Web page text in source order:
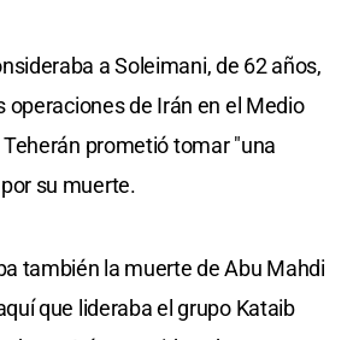
a Soleimani, de 62 años,
operaciones de Irán en el Medio
Teherán prometió tomar "una
su muerte.
también la muerte de Abu Mahdi
que lideraba el grupo Kataib